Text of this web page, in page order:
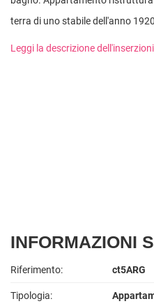
TRILOCALI
QUADRILOCALI
NEGOZI
UFFICI
terra di uno stabile dell'anno
Leggi la descrizione
INFORMAZIONI
Riferimento: ct5ARG
Tipologia: